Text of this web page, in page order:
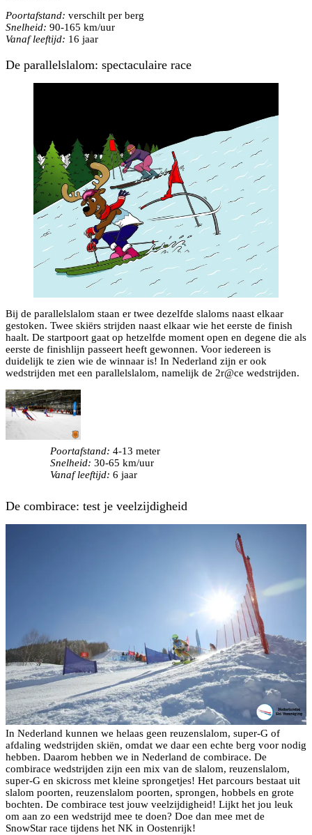
Poortafstand: verschilt per berg
Snelheid: 90-165 km/uur
Vanaf leeftijd: 16 jaar
De parallelslalom: spectaculaire race
Bij de parallelslalom staan er twee dezelfde slaloms naast elkaar
gestoken. Twee skiërs strijden naast elkaar wie het eerste de finish
haalt. De startpoort gaat op hetzelfde moment open en degene die als
eerste de finishlijn passeert heeft gewonnen. Voor iedereen is
duidelijk te zien wie de winnaar is! In Nederland zijn er ook
wedstrijden met een parallelslalom, namelijk de 2r@ce wedstrijden.
Poortafstand: 4-13 meter
Snelheid: 30-65 km/uur
Vanaf leeftijd: 6 jaar
De combirace: test je veelzijdigheid
In Nederland kunnen we helaas geen reuzenslalom, super-G of
afdaling wedstrijden skiën, omdat we daar een echte berg voor nodig
hebben. Daarom hebben we in Nederland de combirace. De
combirace wedstrijden zijn een mix van de slalom, reuzenslalom,
super-G en skicross met kleine sprongetjes! Het parcours bestaat uit
slalom poorten, reuzenslalom poorten, sprongen, hobbels en grote
bochten. De combirace test jouw veelzijdigheid! Lijkt het jou leuk
om aan zo een wedstrijd mee te doen? Doe dan mee met de
SnowStar race tijdens het NK in Oostenrijk!